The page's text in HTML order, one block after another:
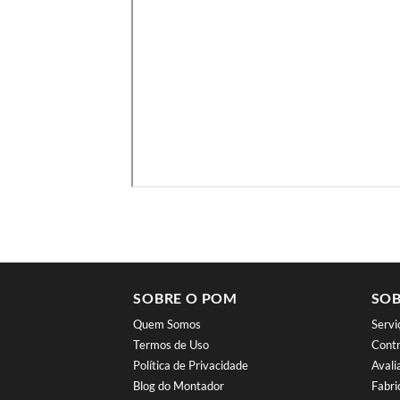
SOBRE O POM
Quem Somos
Termos de Uso
Política de Privacidade
Blog do Montador